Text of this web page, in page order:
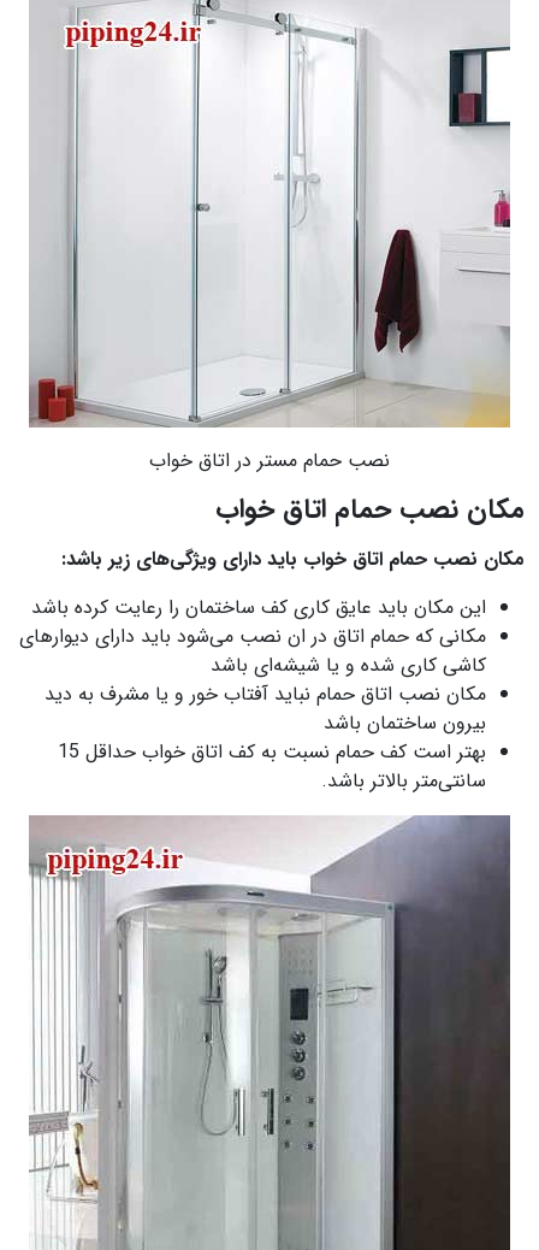
نصب حمام مستر در اتاق خواب
مکان نصب حمام اتاق خواب
مکان نصب حمام اتاق خواب باید دارای ویژگی‌های زیر باشد:
این مکان باید عایق کاری کف ساختمان را رعایت کرده باشد
مکانی که حمام اتاق در ان نصب می‌شود باید دارای دیوارهای
کاشی کاری شده و یا شیشه‌ای باشد
مکان نصب اتاق حمام نباید آفتاب خور و یا مشرف به دید
بیرون ساختمان باشد
بهتر است کف حمام نسبت به کف اتاق خواب حداقل 15
سانتی‌متر بالاتر باشد.